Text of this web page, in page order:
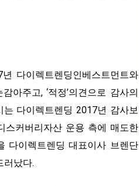
다이렉트렌딩인베스트먼트와
아주고, ‘적정’의견으로 감사의
는 다이렉트렌딩 2017년 감사보
스커버리자산 운용 측에 매도한
다이렉트렌딩 대표이사 브렌단
러났다.